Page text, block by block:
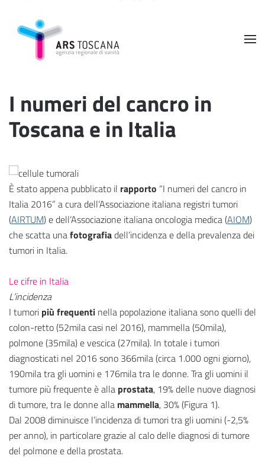
I numeri del cancro in
Toscana e in Italia
È stato appena pubblicato il rapporto “I numeri del cancro in
Italia 2016” a cura dell’Associazione italiana registri tumori
(AIRTUM) e dell’Associazione italiana oncologia medica (AIOM)
che scatta unafotografiadell’incidenza e della prevalenza dei
tumori in Italia.
Le cifre in Italia
L’incidenza
I tumori più frequenti nella popolazione italiana sono quelli del
colon-retto (52mila casi nel 2016), mammella (50mila),
polmone (35mila) e vescica (27mila). In totale i tumori
diagnosticati nel 2016 sono 366mila (circa 1.000 ogni giorno),
190mila tra gli uomini e 176mila tra le donne. Tra gli uomini il
tumore più frequente è alla prostata, 19% delle nuove diagnosi
di tumore, tra le donne alla mammella, 30% (Figura 1).
Dal 2008 diminuisce l’incidenza di tumori tra gli uomini (-2,5%
per anno), in particolare grazie al calo delle diagnosi di tumore
del polmone e della prostata.